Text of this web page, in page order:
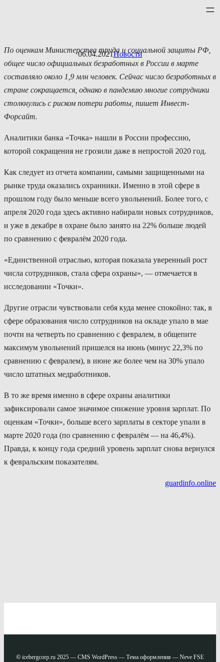
06.04.2021Новости
По оценкам Министерства труда и социальной защиты РФ,
общее число официальных безработных в России в марте
составляло около 1,9 млн человек. Сейчас число безработных в
стране сокращается, однако в пандемию многие сотрудники
столкнулись с риском потери работы, пишет Инвест-
Форсайт.
Аналитики банка «Точка» нашли в России профессию,
которой сокращения не грозили даже в непростой 2020 год.
Как следует из отчета компании, самыми защищенными на
рынке труда оказались охранники. Именно в этой сфере в
прошлом году было меньше всего увольнений. Более того, с
апреля 2020 года здесь активно набирали новых сотрудников,
и уже в декабре в охране было занято на 22% больше людей
по сравнению с февралём 2020 года.
«Единственной отраслью, которая показала уверенный рост
числа сотрудников, стала сфера охраны», — отмечается в
исследовании «Точки».
Другие отрасли чувствовали себя куда менее спокойно: так, в
сфере образования число сотрудников на окладе упало в мае
почти на четверть по сравнению с февралем, в общепите
максимум увольнений пришелся на июнь (минус 22,3% по
сравнению с февралем), в июне же более чем на 30% упало
число штатных медработников.
В то же время именно в сфере охраны аналитики
зафиксировали самое значимое снижение уровня зарплат. По
оценкам «Точки», больше всего зарплаты в секторе упали в
марте 2020 года (по сравнению с февралём — на 46,4%).
Правда, к концу года средний уровень зарплат снова вернулся
к февральским показателям.
guardinfo.online
© icebergcorp.ru 2025 — CMS WordPress — Тема оформления — Neve FSE